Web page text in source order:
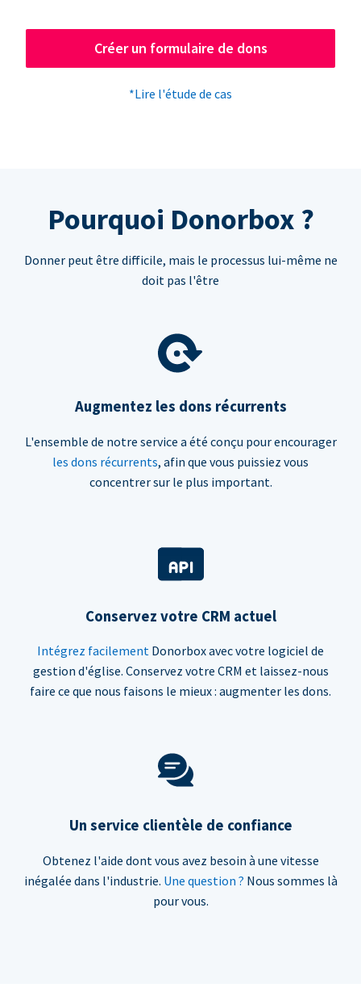
Créer un formulaire de dons
*Lire l'étude de cas
Pourquoi Donorbox ?
Donner peut être difficile, mais le processus lui-même ne
doit pas l'être
Augmentez les dons récurrents
L'ensemble de notre service a été conçu pour encourager
les dons récurrents, afin que vous puissiez vous
concentrer sur le plus important.
Conservez votre CRM actuel
Intégrez facilement Donorbox avec votre logiciel de
gestion d'église. Conservez votre CRM et laissez-nous
faire ce que nous faisons le mieux : augmenter les dons.
Un service clientèle de confiance
Obtenez l'aide dont vous avez besoin à une vitesse
inégalée dans l'industrie. Une question ? Nous sommes là
pour vous.